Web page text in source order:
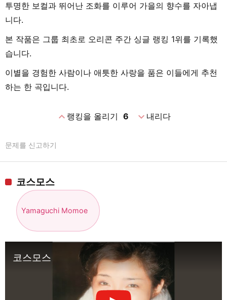
투명한 보컬과 뛰어난 조화를 이루어 가을의 향수를 자아냅
니다.
본 작품은 그룹 최초로 오리콘 주간 싱글 랭킹 1위를 기록했
습니다.
이별을 경험한 사람이나 애틋한 사랑을 품은 이들에게 추천
하는 한 곡입니다.
expand_less랭킹을 올리기 6 expand_more내리다
문제를 신고하기
코스모스
Yamaguchi Momoe
코스모스